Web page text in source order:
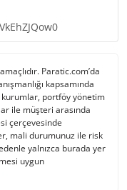
Paratic.com’da
kapsamında
kurumlar, portföy yönetim
ile müşteri arasında
çerçevesinde
mali durumunuz ile risk
yalnızca burada yer
uygun